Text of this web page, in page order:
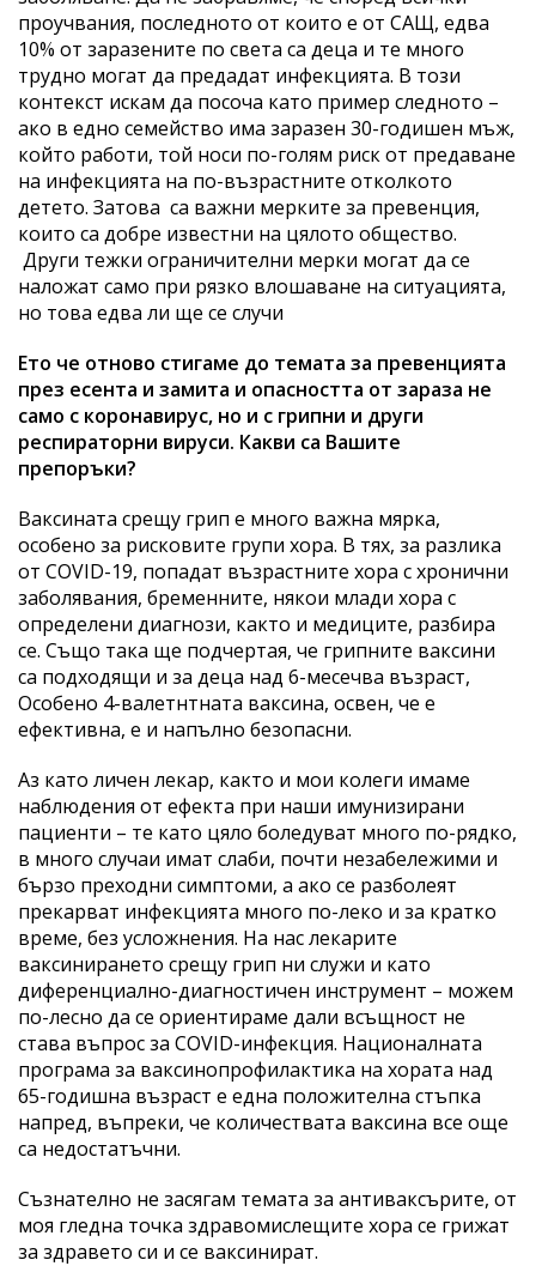
проучвания, последното от които е от САЩ, едва
10% от заразените по света са деца и те много
трудно могат да предадат инфекцията. В този
контекст искам да посоча като пример следното –
ако в едно семейство има заразен 30-годишен мъж,
който работи, той носи по-голям риск от предаване
на инфекцията на по-възрастните отколкото
детето. Затова са важни мерките за превенция,
които са добре известни на цялото общество.
Други тежки ограничителни мерки могат да се
наложат само при рязко влошаване на ситуацията,
но това едва ли ще се случи
Ето че отново стигаме до темата за превенцията
през есента и замита и опасността от зараза не
само с коронавирус, но и с грипни и други
респираторни вируси. Какви са Вашите
препоръки?
Ваксината срещу грип е много важна мярка,
особено за рисковите групи хора. В тях, за разлика
от COVID-19, попадат възрастните хора с хронични
заболявания, бременните, някои млади хора с
определени диагнози, както и медиците, разбира
се. Също така ще подчертая, че грипните ваксини
са подходящи и за деца над 6-месечва възраст,
Особено 4-валетнтната ваксина, освен, че е
ефективна, е и напълно безопасни.
Аз като личен лекар, както и мои колеги имаме
наблюдения от ефекта при наши имунизирани
пациенти – те като цяло боледуват много по-рядко,
в много случаи имат слаби, почти незабележими и
бързо преходни симптоми, а ако се разболеят
прекарват инфекцията много по-леко и за кратко
време, без усложнения. На нас лекарите
ваксинирането срещу грип ни служи и като
диференциално-диагностичен инструмент – можем
по-лесно да се ориентираме дали всъщност не
става въпрос за COVID-инфекция. Националната
програма за ваксинопрофилактика на хората над
65-годишна възраст е една положителна стъпка
напред, въпреки, че количествата ваксина все още
са недостатъчни.
Съзнателно не засягам темата за антиваксърите, от
моя гледна точка здравомислещите хора се грижат
за здравето си и се ваксинират.